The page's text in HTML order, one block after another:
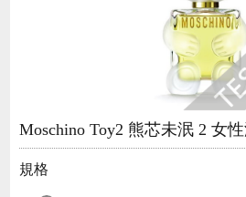
Moschino Toy2 熊芯未泯 2 女
規格